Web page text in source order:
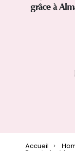
grâce à
Accueil